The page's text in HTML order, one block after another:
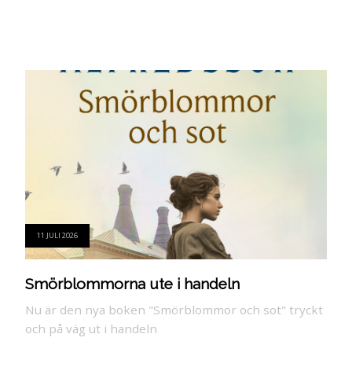
11 JULI 2026
Smörblommorna ute i handeln
Nu är den nya boken "Smörblommor och sot" tryckt
och på väg ut i handeln